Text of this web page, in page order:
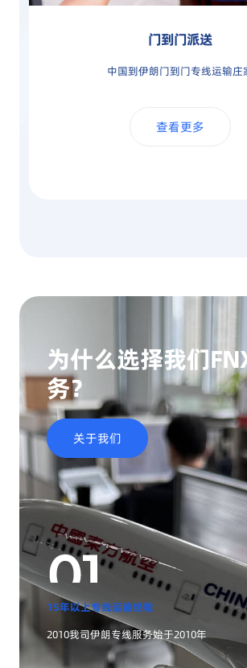
门到门派送
中国到伊朗门到门专线运输庄
查看更多
为什么选择我们
务？
关于我们
15年以上专线运输经验
2010我司伊朗专线服务始于2010年